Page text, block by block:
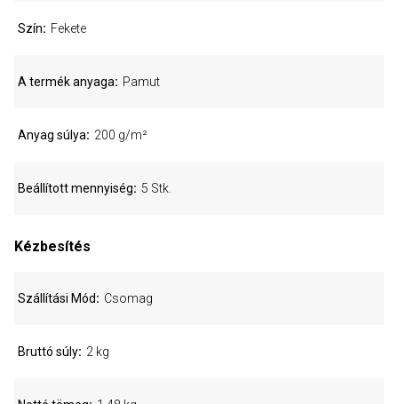
Szín Fekete
A termék anyaga Pamut
Anyag súlya 200 g/m²
Beállított mennyiség 5 Stk.
Kézbesítés
Szállítási Mód Csomag
Bruttó súly 2 kg